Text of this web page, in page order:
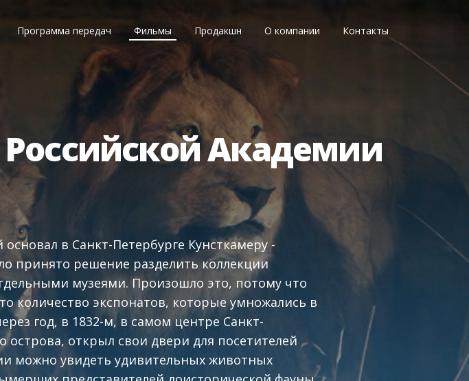
Программа передач Фильмы Продакшн О компании Контакты
Академии
в Санкт-Петербурге Кунсткамеру -
принято решение разделить коллекции
музеями. Произошло это, потому что
количество экспонатов, которые умножались в
год, в 1832-м, в самом центре Санкт-
острова, открыл свои двери для посетителей
можно увидеть удивительных животных